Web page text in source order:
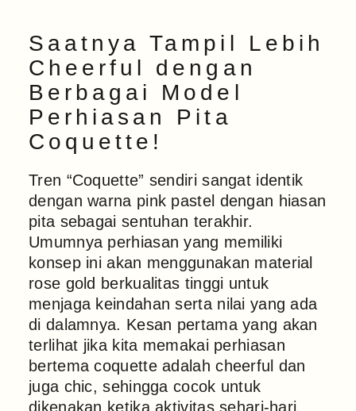
Saatnya Tampil Lebih
Cheerful dengan
Berbagai Model
Perhiasan Pita
Coquette!
Tren “Coquette” sendiri sangat identik
dengan warna pink pastel dengan hiasan
pita sebagai sentuhan terakhir.
Umumnya perhiasan yang memiliki
konsep ini akan menggunakan material
rose gold berkualitas tinggi untuk
menjaga keindahan serta nilai yang ada
di dalamnya. Kesan pertama yang akan
terlihat jika kita memakai perhiasan
bertema coquette adalah cheerful dan
juga chic, sehingga cocok untuk
dikenakan ketika aktivitas sehari-hari.